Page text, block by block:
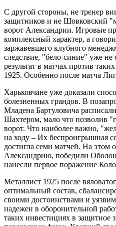
С другой стороны, не тренер
защитников и не Шовковский
ворот Александрии. Игровые
комплексный характер, а
заржавевшего клубного
следствие, "бело-синие" уже не
результат в матчах против
1925. Особенно после матча
Харьковчане уже доказали
болезненных грандов. В
Младена Бартуловича
Шахтером, мало что позволив
ворот. Что наиболее важно,
на ходу – Их беспроигрышная
достигла семи матчей. На этом
Александрию, победили
нанесли первое поражение
Металлист 1925 после
оптимальный состав,
своими достоинствами и
надежен в оборонительной
таких инвестициях в защитное